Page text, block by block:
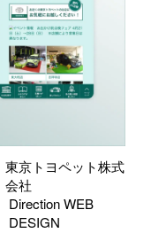
東京トヨペット株式
会社
Direction WEB
DESIGN